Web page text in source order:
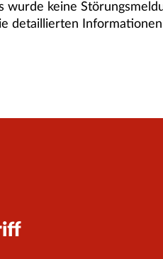
wurde keine
detaillierten Informationen